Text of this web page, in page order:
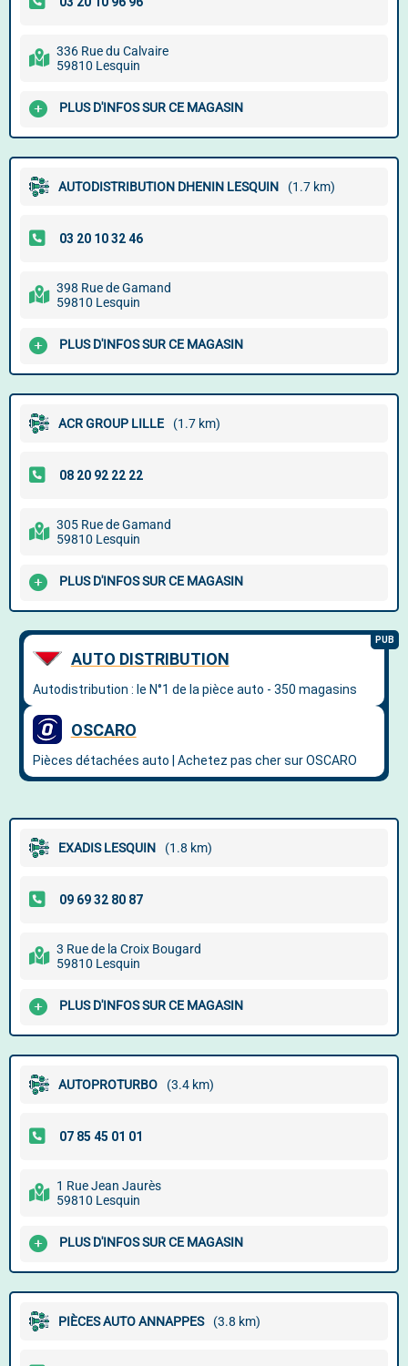
336 Rue du Calvaire
59810 Lesquin
PLUS D'INFOS SUR CE MAGASIN
AUTODISTRIBUTION DHENIN LESQUIN (1.7 km)
398 Rue de Gamand
59810 Lesquin
PLUS D'INFOS SUR CE MAGASIN
ACR GROUP LILLE (1.7 km)
305 Rue de Gamand
59810 Lesquin
PLUS D'INFOS SUR CE MAGASIN
EXADIS LESQUIN (1.8 km)
3 Rue de la Croix Bougard
59810 Lesquin
PLUS D'INFOS SUR CE MAGASIN
AUTOPROTURBO (3.4 km)
1 Rue Jean Jaurès
59810 Lesquin
PLUS D'INFOS SUR CE MAGASIN
PIÈCES AUTO ANNAPPES (3.8 km)